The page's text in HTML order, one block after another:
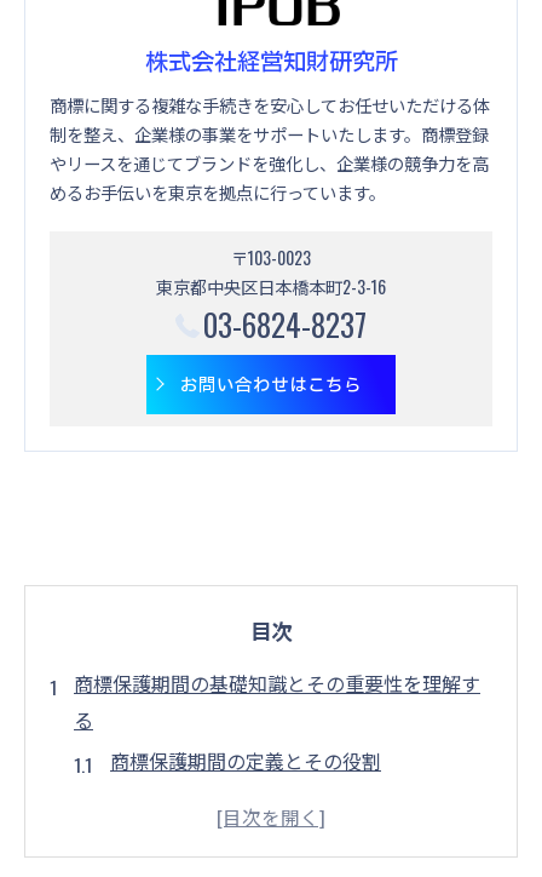
株式会社経営知財研究所
商標に関する複雑な手続きを安心してお任せいただける体
制を整え、企業様の事業をサポートいたします。商標登録
やリースを通じてブランドを強化し、企業様の競争力を高
めるお手伝いを東京を拠点に行っています。
〒103-0023
東京都中央区日本橋本町2-3-16
03-6824-8237
お問い合わせはこちら
目次
商標保護期間の基礎知識とその重要性を理解す
る
商標保護期間の定義とその役割
商標保護の歴史的背景と重要性